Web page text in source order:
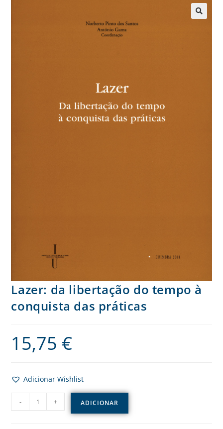
Lazer: da libertação do tempo à
conquista das práticas
15,75 €
Adicionar Wishlist
- + ADICIONAR